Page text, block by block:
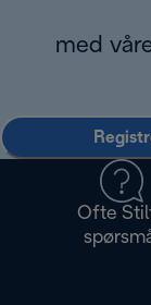
med
Ofte